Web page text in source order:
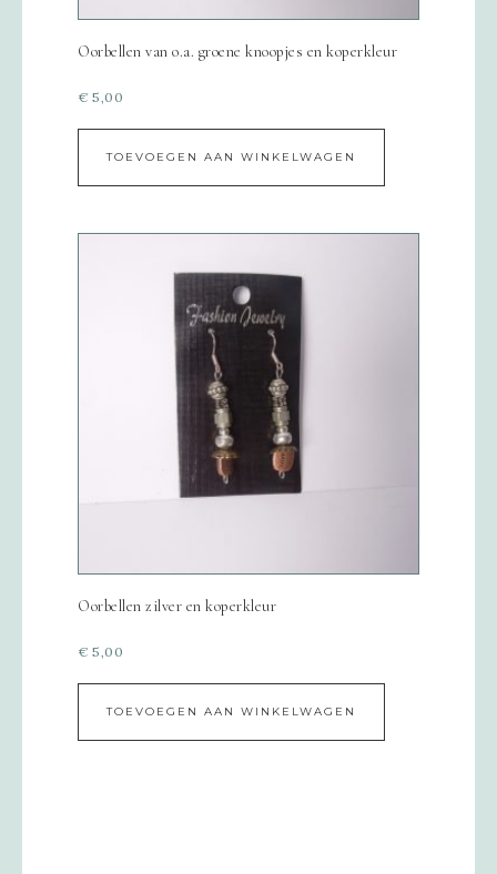
Oorbellen van o.a. groene knoopjes en koperkleur
€ 5,00
TOEVOEGEN AAN WINKELWAGEN
Oorbellen zilver en koperkleur
€ 5,00
TOEVOEGEN AAN WINKELWAGEN